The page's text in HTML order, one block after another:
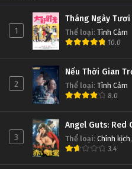
1
Tháng Ngày
Thể loại: Tình Cảm
10.0
2
Nếu Thời Gian
Thể loại: Tình Cảm
8.0
3
Angel Guts: Red
Thể loại: Chính kịch,
3.4